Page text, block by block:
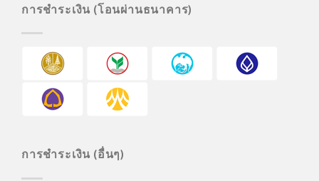
การชำระเงิน (โอนผ่านธนาคาร)
การชำระเงิน (อื่นๆ)